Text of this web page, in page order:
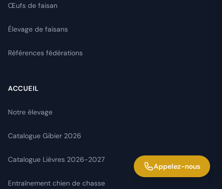
Œufs de faisan
Élevage de faisans
Références fédérations
ACCUEIL
Notre élevage
Catalogue Gibier 2026
Catalogue Lièvres 2026-2027
Entraînement chien de chasse
Appelez-nous